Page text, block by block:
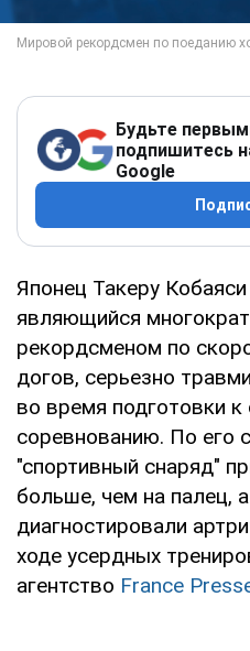
Будьте
подпишитесь
Google
Японец Такеру
являющийся
рекордсменом по
догов, серьезно
во время подготовки
соревнованию. По его
"спортивный снаряд"
больше, чем на палец,
диагностировали
ходе усердных
агентство France